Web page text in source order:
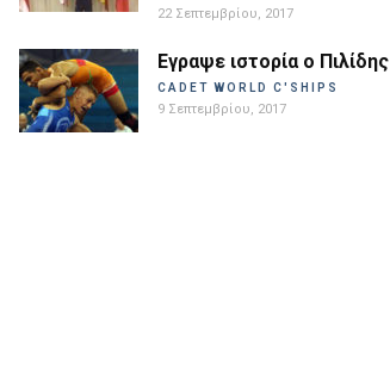
22 Σεπτεμβρίου, 2017
Εγραψε ιστορία ο Πιλίδης
CADET WORLD C'SHIPS
9 Σεπτεμβρίου, 2017